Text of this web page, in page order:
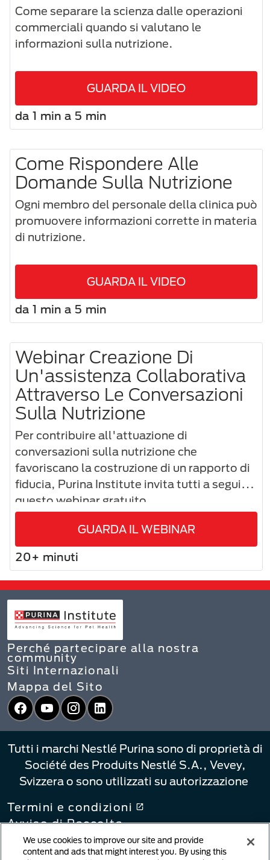
Come separare la scienza dalle operazioni
commerciali quando si valutano le
informazioni sulla nutrizione.
GUARDA IL VIDEO
da 1 min a 5 min
Come Rispondere Alle
Domande Sulla Nutrizione
Ogni membro del personale della clinica può
promuovere informazioni corrette in materia
di nutrizione.
GUARDA IL VIDEO
da 1 min a 5 min
Webinar Creazione Di
Un'assistenza Collaborativa
Attraverso Le Conversazioni
Sulla Nutrizione
Per contribuire all'attuazione di
conversazioni sulla nutrizione che
favoriscano la costruzione di un rapporto di
fiducia, Purina Institute invita tutti a seguire
questo webinar gratuito.
GUARDA IL WEBINAR
20+ minuti
Perché partecipare alla nostra
community
Siti Internazionali
Mappa del Sito
Facebook
YouTubeInstagram
LinkedIn
Tutti i marchi Nestlé Purina sono di proprietà di
Société des Produits Nestlé S.A., Vevey,
Svizzera o sono utilizzati su autorizzazione
Termini e condizioni
Avviso di Raccolta
Informativa sulla privacy
Le Tue Scelte di Privacy
We use cookies to improve our site and provide
content and ads that might interest you. By using this